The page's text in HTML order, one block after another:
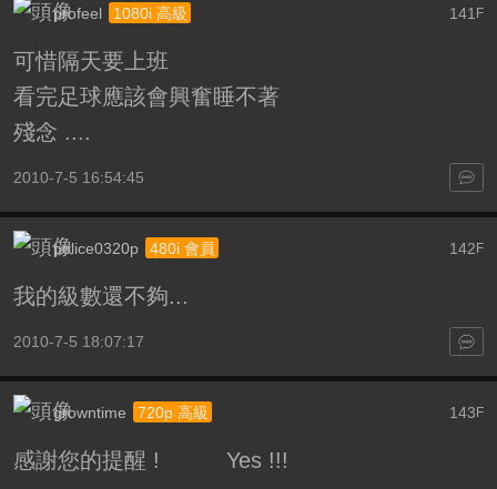
141 F
profeel 1080i 高級
可惜隔天要上班
看完足球應該會興奮睡不著
殘念 ....
2010-7-5 16:54:45
142F
police0320p 480i 會員
我的級數還不夠...
2010-7-5 18:07:17
143F
growntime 720p 高級
感謝您的提醒 ! Yes !!!